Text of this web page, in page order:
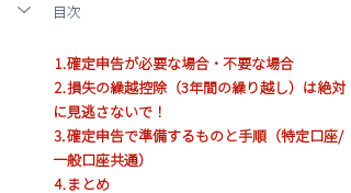
目次
⒈確定申告が必要な場合・不要な場合
⒉損失の繰越控除（3年間の繰り越し）は絶対
に見逃さないで！
⒊確定申告で準備するものと手順（特定口座/
一般口座共通）
⒋まとめ